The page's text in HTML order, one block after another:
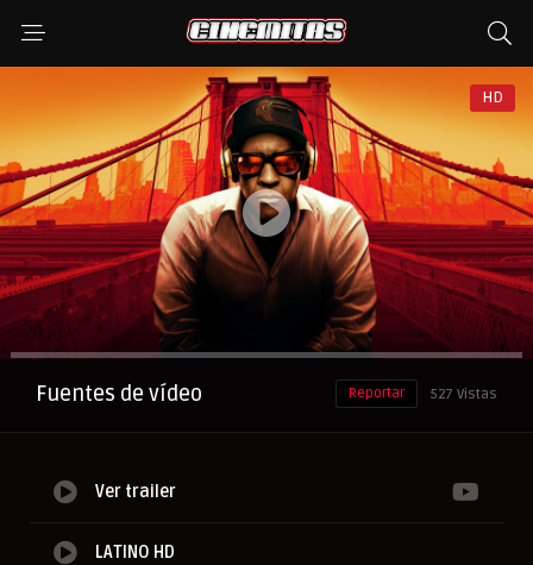
HD
Anuncio
Fuentes de vídeo 527 Vistas
Reportar
Ver trailer
LATINO HD